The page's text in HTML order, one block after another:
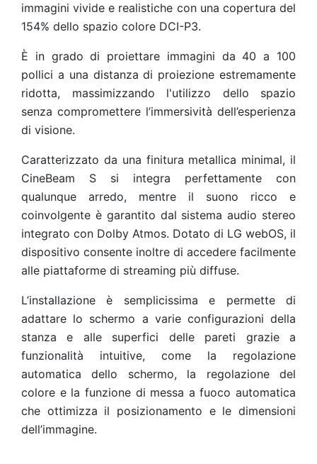
immagini vivide e realistiche con una copertura del
154% dello spazio colore DCI-P3.
È in grado di proiettare immagini da 40 a 100
pollici a una distanza di proiezione estremamente
ridotta, massimizzando l'utilizzo dello spazio
senza compromettere l’immersività dell’esperienza
di visione.
Caratterizzato da una finitura metallica minimal, il
CineBeam S si integra perfettamente con
qualunque arredo, mentre il suono ricco e
coinvolgente è garantito dal sistema audio stereo
integrato con Dolby Atmos. Dotato di LG webOS, il
dispositivo consente inoltre di accedere facilmente
alle piattaforme di streaming più diffuse.
L’installazione è semplicissima e permette di
adattare lo schermo a varie configurazioni della
stanza e alle superfici delle pareti grazie a
funzionalità intuitive, come la regolazione
automatica dello schermo, la regolazione del
colore e la funzione di messa a fuoco automatica
che ottimizza il posizionamento e le dimensioni
dell’immagine.